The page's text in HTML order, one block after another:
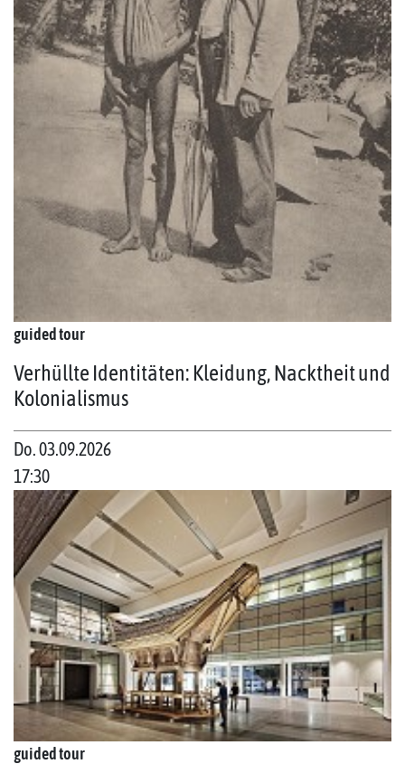
guided tour
Verhüllte Identitäten: Kleidung, Nacktheit und
Kolonialismus
Do. 03.09.2026
17:30
guided tour